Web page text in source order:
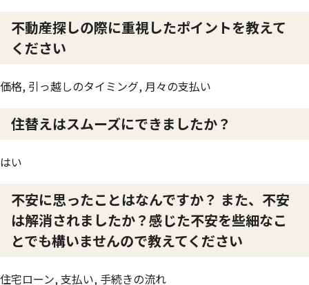
不動産探しの際に重視したポイントを教えて
ください
価格, 引っ越しのタイミング, 月々の支払い
住替えはスムーズにできましたか？
はい
不安に思ったことはなんですか？ また、不安
は解消されましたか？感じた不安を些細なこ
とでも構いませんので教えてください
住宅ローン, 支払い, 手続きの流れ